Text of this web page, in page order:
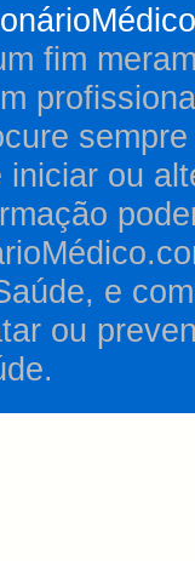
fim
ou
e
ou